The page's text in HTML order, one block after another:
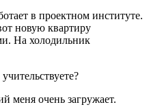
в проектном институте.
новую квартиру
На холодильник
очень загружает.